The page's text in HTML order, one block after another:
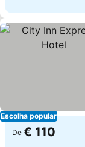
Escolha popular
De € 110